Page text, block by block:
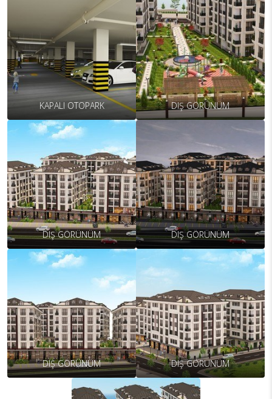
KAPALI OTOPARK DIŞ GÖRÜNÜM
DIŞ GÖRÜNÜM DIŞ GÖRÜNÜM
DIŞ GÖRÜNÜM DIŞ GÖRÜNÜM